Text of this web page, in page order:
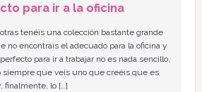
para ir a la oficina
tenéis una colección bastante grande
no encontráis el adecuado para la oficina y
para ir a trabajar no es nada sencillo,
siempre que veis uno que creéis que es
finalmente, lo […]